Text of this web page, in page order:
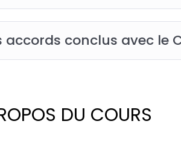
DU COURS
accords conclus avec le